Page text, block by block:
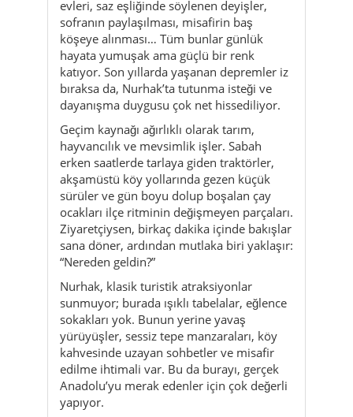
evleri, saz eşliğinde söylenen deyişler,
sofranın paylaşılması, misafirin baş
köşeye alınması… Tüm bunlar günlük
hayata yumuşak ama güçlü bir renk
katıyor. Son yıllarda yaşanan depremler iz
bıraksa da, Nurhak’ta tutunma isteği ve
dayanışma duygusu çok net hissediliyor.
Geçim kaynağı ağırlıklı olarak tarım,
hayvancılık ve mevsimlik işler. Sabah
erken saatlerde tarlaya giden traktörler,
akşamüstü köy yollarında gezen küçük
sürüler ve gün boyu dolup boşalan çay
ocakları ilçe ritminin değişmeyen parçaları.
Ziyaretçiysen, birkaç dakika içinde bakışlar
sana döner, ardından mutlaka biri yaklaşır:
“Nereden geldin?”
Nurhak, klasik turistik atraksiyonlar
sunmuyor; burada ışıklı tabelalar, eğlence
sokakları yok. Bunun yerine yavaş
yürüyüşler, sessiz tepe manzaraları, köy
kahvesinde uzayan sohbetler ve misafir
edilme ihtimali var. Bu da burayı, gerçek
Anadolu’yu merak edenler için çok değerli
yapıyor.